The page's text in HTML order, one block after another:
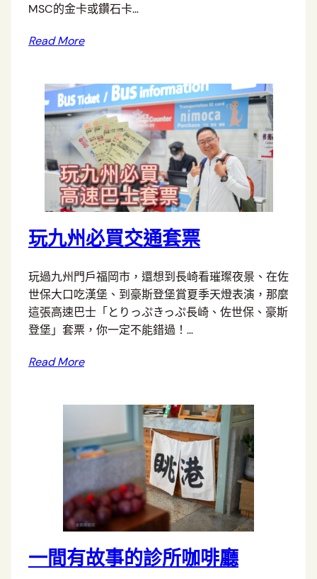
MSC的金卡或鑽石卡…
Read More
玩九州必買交通套票
玩過九州門戶福岡市，還想到長崎看璀璨夜景、在佐
世保大口吃漢堡、到豪斯登堡賞夏季天燈表演，那麼
這張高速巴士「とりっぷきっぷ長崎、佐世保、豪斯
登堡」套票，你一定不能錯過！…
Read More
一間有故事的診所咖啡廳